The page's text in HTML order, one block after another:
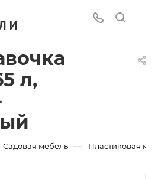
л,
Садовая мебель — Пластиковая